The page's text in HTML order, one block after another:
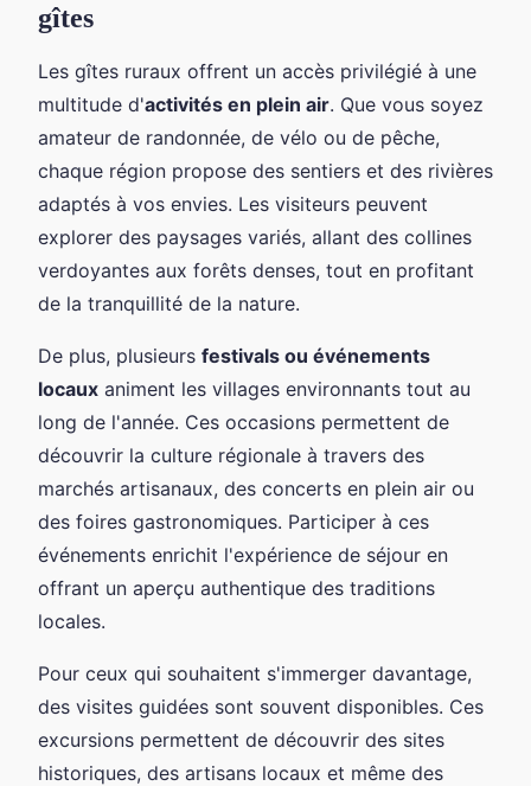
gîtes
Les gîtes ruraux offrent un accès privilégié à une
multitude d'activités en plein air. Que vous soyez
amateur de randonnée, de vélo ou de pêche,
chaque région propose des sentiers et des rivières
adaptés à vos envies. Les visiteurs peuvent
explorer des paysages variés, allant des collines
verdoyantes aux forêts denses, tout en profitant
de la tranquillité de la nature.
De plus, plusieurs festivals ou événements
locaux animent les villages environnants tout au
long de l'année. Ces occasions permettent de
découvrir la culture régionale à travers des
marchés artisanaux, des concerts en plein air ou
des foires gastronomiques. Participer à ces
événements enrichit l'expérience de séjour en
offrant un aperçu authentique des traditions
locales.
Pour ceux qui souhaitent s'immerger davantage,
des visites guidées sont souvent disponibles. Ces
excursions permettent de découvrir des sites
historiques, des artisans locaux et même des